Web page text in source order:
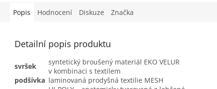
Popis Hodnocení Diskuze Značka
Detailní popis produktu
svršek
syntetický broušený materiál EKO VELUR
v kombinaci s textilem
podšívka laminovaná prodyšná textilie MESH